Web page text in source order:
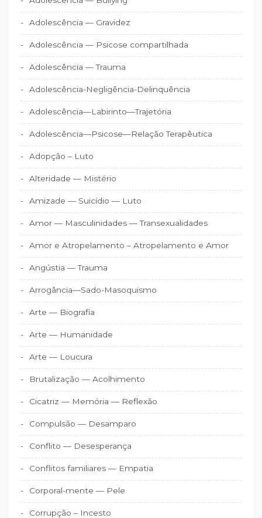
Adolescência — Gravidez
Adolescência — Psicose compartilhada
Adolescência — Trauma
Adolescência-Negligência-Delinquência
Adolescência—Labirinto—Trajetória
Adolescência—Psicose—Relação Terapêutica
Adopção – Luto
Alteridade — Mistério
Amizade — Suicídio — Luto
Amor — Masculinidades — Transexualidades
Amor e Atropelamento – Atropelamento e Amor
Angústia — Trauma
Arrogância—Sado-Masoquismo
Arte — Biografia
Arte — Humanidade
Arte — Loucura
Brutalização — Acolhimento
Cicatriz — Memória — Reflexão
Compulsão — Desamparo
Conflito — Desesperança
Conflitos familiares — Empatia
Corporal-mente — Pele
Corrupção – Incesto